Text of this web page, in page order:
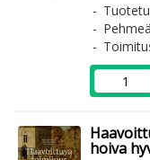
hoiva